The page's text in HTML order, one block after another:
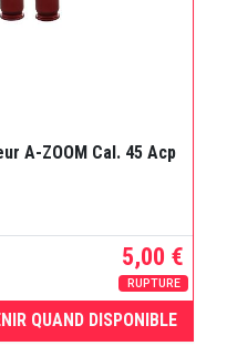
A-ZOOM Cal. 45 Acp
5,00 €
RUPTURE
QUAND DISPONIBLE